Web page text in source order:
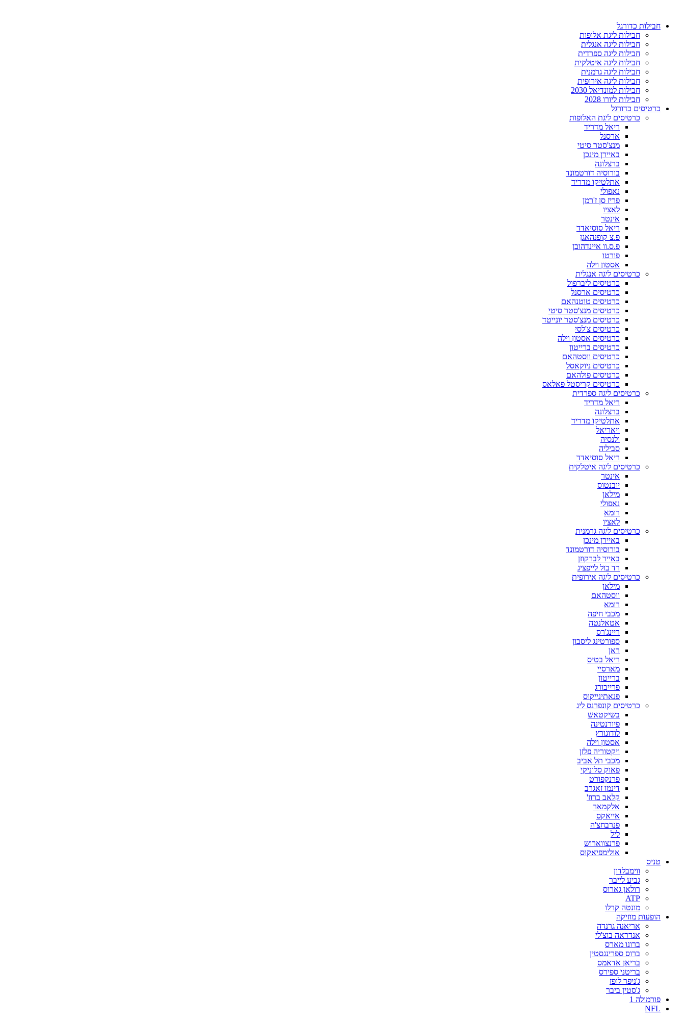
חבילות כדורגל
חבילות ליגת אלופות
חבילות ליגה אנגלית
חבילות ליגה ספרדית
חבילות ליגה איטלקית
חבילות ליגה גרמנית
חבילות ליגה אירופית
חבילות למונדיאל 2030
חבילות ליורו 2028
כרטיסים כדורגל
כרטיסים ליגת האלופות
ריאל מדריד
ארסנל
מנצ'סטר סיטי
באיירן מינכן
ברצלונה
בורוסיה דורטמונד
אתלטיקו מדריד
נאפולי
פריז סן ז'רמן
לאציו
אינטר
ריאל סוסיאדד
פ.צ קופנהאגן
פ.ס.וו איינדהובן
פורטו
אסטון וילה
כרטיסים ליגה אנגלית
כרטיסים ליברפול
כרטיסים ארסנל
כרטיסים טוטנהאם
כרטיסים מנצ'סטר סיטי
כרטיסים מנצ'סטר יונייטד
כרטיסים צ'לסי
כרטיסים אסטון וילה
כרטיסים ברייטון
כרטיסים ווסטהאם
כרטיסים ניוקאסל
כרטיסים פולהאם
כרטיסים קריסטל פאלאס
כרטיסים ליגה ספרדית
ריאל מדריד
ברצלונה
אתלטיקו מדריד
ויאריאל
ולנסיה
סביליה
ריאל סוסיאדד
כרטיסים ליגה איטלקית
אינטר
יובנטוס
מילאן
נאפולי
רומא
לאציו
כרטיסים ליגה גרמנית
באיירן מינכן
בורוסיה דורטמונד
באייר לברקוזן
רד בול לייפציג
כרטיסים ליגה אירופית
מילאן
ווסטהאם
רומא
מכבי חיפה
אטאלנטה
ריינג'רס
ספורטינג ליסבון
ראן
ריאל בטיס
מארסיי
ברייטון
פרייבורג
פנאתינייקוס
כרטיסים קונפרנס ליג
בשיקטאש
פיורנטינה
לודוגורץ
אסטון וילה
ויקטוריה פלזן
מכבי תל אביב
פאוק סלוניקי
פרנקפורט
דינמו זאגרב
קלאב ברוז'
אלקמאר
אייאקס
פנרבחצ'ה
ליל
פרנצווארוש
אולימפיאקוס
טניס
ווימבלדון
גביע לייבר
רולאן גארוס
ATP
מונטה קרלו
הופעות מוזיקה
אריאנה גרנדה
אנדראה בוצ'לי
ברונו מארס
ברוס ספרינגסטין
בריאן אדאמס
בריטני ספירס
ג'ניפר לופז
ג'סטין ביבר
פורמולה 1
NFL